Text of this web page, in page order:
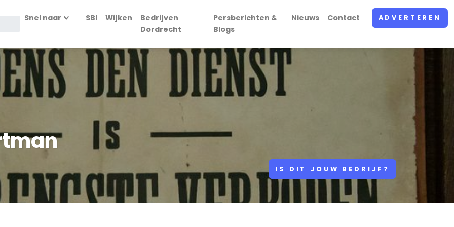
Snel naar SBI Wijken
Bedrijven
Dordrecht
Persberichten &
Blogs
Nieuws Contact ADVERTEREN
IS DIT JOUW BEDRIJF?